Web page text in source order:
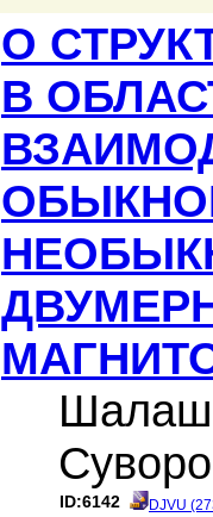
О
В
ID:6142 DJVU